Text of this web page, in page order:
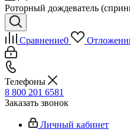
Роторный дождеватель
Сравнение0
Телефоны
8 800 201 6581
Заказать звонок
Личный кабинет